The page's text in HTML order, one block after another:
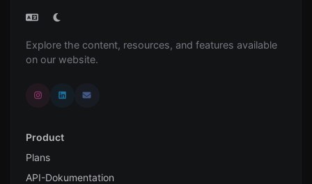
Explore the content, resources, and features available
on our website.
Product
Plans
API-Dokumentation